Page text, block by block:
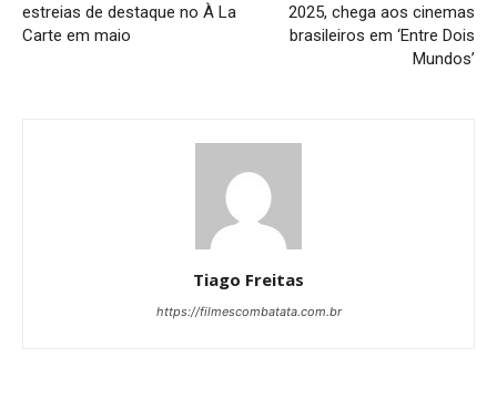
estreias de destaque no À La
Carte em maio
2025, chega aos cinemas
brasileiros em ‘Entre Dois
Mundos’
Tiago Freitas
https://filmescombatata.com.br